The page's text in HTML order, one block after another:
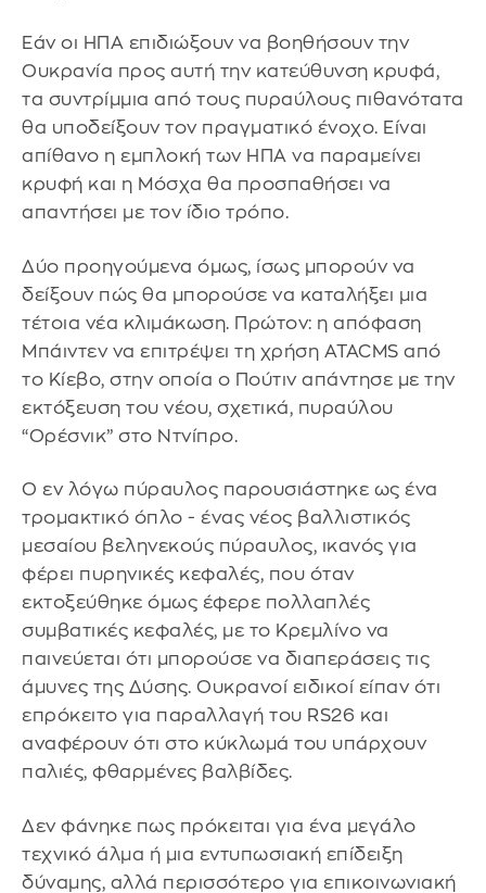
Εάν οι ΗΠΑ επιδιώξουν να βοηθήσουν την
Ουκρανία προς αυτή την κατεύθυνση κρυφά,
τα συντρίμμια από τους πυραύλους πιθανότατα
θα υποδείξουν τον πραγματικό ένοχο. Είναι
απίθανο η εμπλοκή των ΗΠΑ να παραμείνει
κρυφή και η Μόσχα θα προσπαθήσει να
απαντήσει με τον ίδιο τρόπο.
Δύο προηγούμενα όμως, ίσως μπορούν να
δείξουν πώς θα μπορούσε να καταλήξει μια
τέτοια νέα κλιμάκωση. Πρώτον: η απόφαση
Μπάιντεν να επιτρέψει τη χρήση ATACMS από
το Κίεβο, στην οποία ο Πούτιν απάντησε με την
εκτόξευση του νέου, σχετικά, πυραύλου
“Ορέσνικ” στο Ντνίπρο.
Ο εν λόγω πύραυλος παρουσιάστηκε ως ένα
τρομακτικό όπλο - ένας νέος βαλλιστικός
μεσαίου βεληνεκούς πύραυλος, ικανός για
φέρει πυρηνικές κεφαλές, που όταν
εκτοξεύθηκε όμως έφερε πολλαπλές
συμβατικές κεφαλές, με το Κρεμλίνο να
παινεύεται ότι μπορούσε να διαπεράσεις τις
άμυνες της Δύσης. Ουκρανοί ειδικοί είπαν ότι
επρόκειτο για παραλλαγή του RS26 και
αναφέρουν ότι στο κύκλωμά του υπάρχουν
παλιές, φθαρμένες βαλβίδες.
Δεν φάνηκε πως πρόκειται για ένα μεγάλο
τεχνικό άλμα ή μια εντυπωσιακή επίδειξη
δύναμης, αλλά περισσότερο για επικοινωνιακή